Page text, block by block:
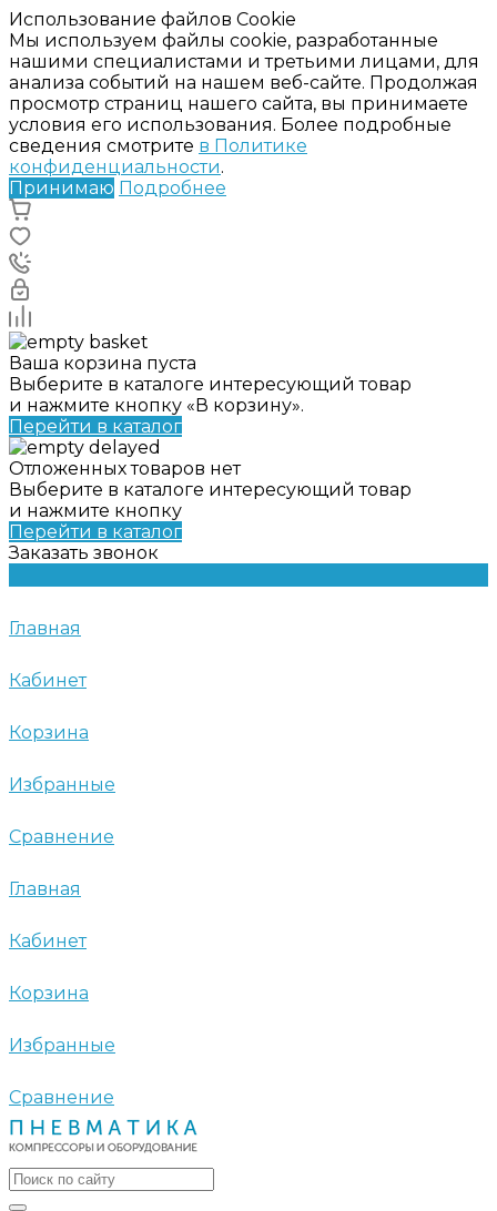
Использование файлов Cookie
Мы используем файлы cookie, разработанные
нашими специалистами и третьими лицами, для
анализа событий на нашем веб-сайте. Продолжая
просмотр страниц нашего сайта, вы принимаете
условия его использования. Более подробные
сведения смотрите в Политике
конфиденциальности.
Принимаю Подробнее
Ваша корзина пуста
Выберите в каталоге интересующий товар
и нажмите кнопку «В корзину».
Перейти в каталог
Отложенных товаров нет
Выберите в каталоге интересующий товар
и нажмите кнопку
Перейти в каталог
Заказать звонок
Главная
Кабинет
Корзина
Избранные
Сравнение
Главная
Кабинет
Корзина
Избранные
Сравнение